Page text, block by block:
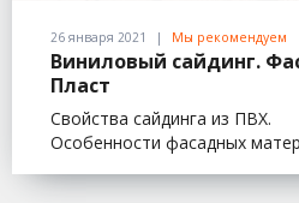
26 января 2021 Мы рекомендуем
Виниловый сайдинг.
Пласт
Свойства сайдинга из ПВХ.
Особенности фасадных